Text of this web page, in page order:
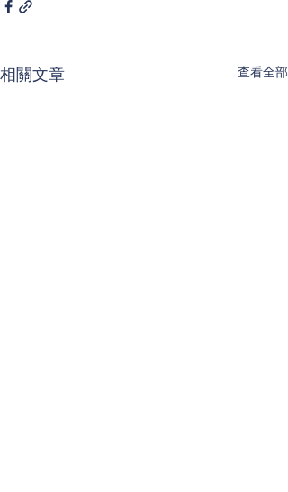
相關文章 查看全部